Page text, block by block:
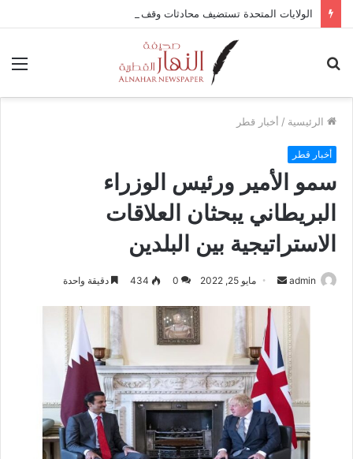
الرئيسية / أخبار قطر
أخبار قطر
سمو الأمير ورئيس الوزراء
البريطاني يبحثان العلاقات
الاستراتيجية بين البلدين
admin
س
ل
ر
د
إ
مايو 25, 2022 0
434 دقيقة واحدة